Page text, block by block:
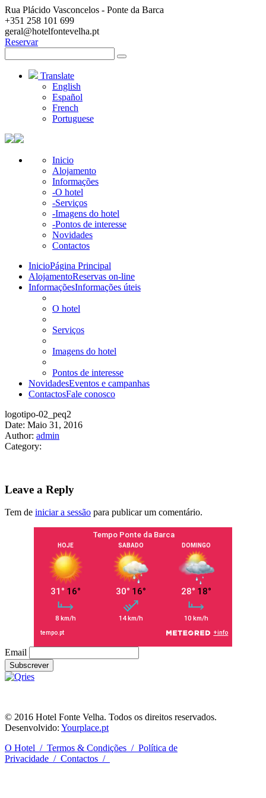
Rua Plácido Vasconcelos - Ponte da Barca
+351 258 101 699
geral@hotelfontevelha.pt
Reservar
for:
Translate
English
Español
French
Portuguese
Inicio
Alojamento
Informações
-O hotel
-Serviços
-Imagens do hotel
-Pontos de interesse
Novidades
Contactos
InicioPágina Principal
AlojamentoReservas on-line
InformaçõesInformações úteis
O hotel
Serviços
Imagens do hotel
Pontos de interesse
NovidadesEventos e campanhas
ContactosFale conosco
logotipo-02_peq2
Date: Maio 31, 2016
Author: admin
Category:
Leave a Reply
Tem de iniciar a sessão para publicar um comentário.
Email
© 2016 Hotel Fonte Velha. Todos os direitos reservados.
Desenvolvido: Yourplace.pt
O Hotel / Termos & Condições / Política de
Privacidade / Contactos /